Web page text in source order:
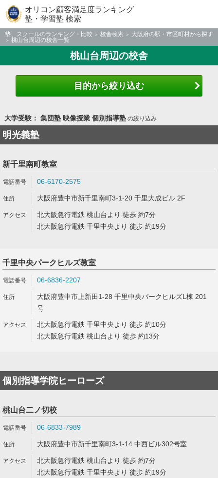
オリコン顧客満足度ランキング
塾・学習塾 検索
塾、スクールのランキング・比較 校舎検索
大阪府の駅・市区町村から探す
桃山台周辺の校舎一覧
桃山台周辺の校舎
目的から絞り込む
大学受験： 集団塾 映像授業 個別指導塾の絞り込み
明光義塾
新千里南町教室
06-6170-2575
大阪府豊中市新千里南町3-1-20 千里大成ビル 2F
北大阪急行電鉄 桃山台より 徒歩 約7分
北大阪急行電鉄 千里中央より 徒歩 約19分
千里中央パークヒルズ教室
06-6836-2207
大阪府豊中市上新田1-28 千里中央パークヒルズL棟 201
号
北大阪急行電鉄 千里中央より 徒歩 約10分
北大阪急行電鉄 桃山台より 徒歩 約13分
個別指導学院ヒーローズ
桃山台二ノ切校
06-6833-7989
大阪府豊中市新千里南町3-1-14 中西ビル302号室
北大阪急行電鉄 桃山台より 徒歩 約7分
北大阪急行電鉄 千里中央より 徒歩 約19分